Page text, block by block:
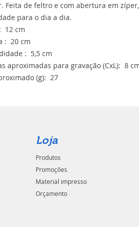
Feita de feltro e com abertura em
para o dia a dia.
12 cm
: 20 cm
: 5,5 cm
aproximadas para gravação (CxL): 8
(g): 27
Loja
Produtos
Promoções
Material impresso
Orçamento